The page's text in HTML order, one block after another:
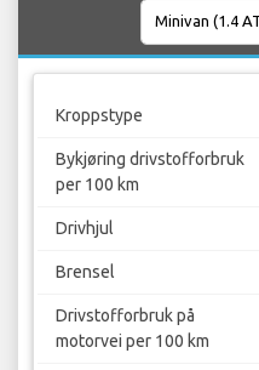
Kroppstype
Bykjøring drivstofforbruk
per 100 km
Drivhjul
Brensel
Drivstofforbruk på
motorvei per 100 km